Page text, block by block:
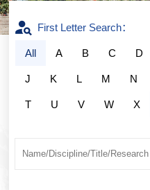
First Letter Search：
All A B C D
J K L M N
T U V W X